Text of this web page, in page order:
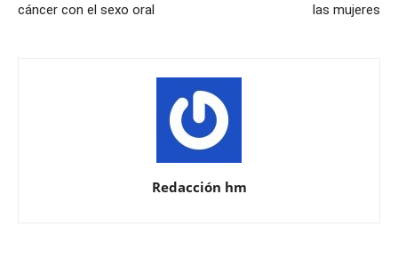
cáncer con el sexo oral
las mujeres
Redacción hm